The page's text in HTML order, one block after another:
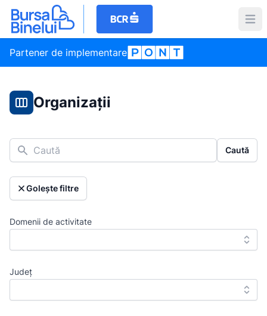
Partener de implementare
Organizații
Caută Caută
Golește filtre
Domenii de activitate
Județ